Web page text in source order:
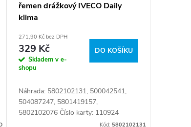
řemen drážkový IVECO Daily
klima
271,90 Kč bez DPH
329 Kč
Skladem v e-
shopu
DO KOŠÍKU
Náhrada: 5802102131, 500042541,
504087247, 5801419157,
5802102076 Číslo karty: 110924
Kód: 5802102131